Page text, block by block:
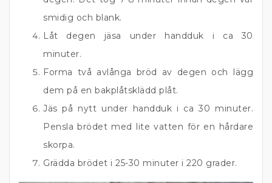
smidig och blank.
Låt degen jäsa under handduk i ca 30
minuter.
Forma två avlånga bröd av degen och lägg
dem på en bakplåtsklädd plåt.
Jäs på nytt under handduk i ca 30 minuter.
Pensla brödet med lite vatten för en hårdare
skorpa.
Grädda brödet i 25-30 minuter i 220 grader.